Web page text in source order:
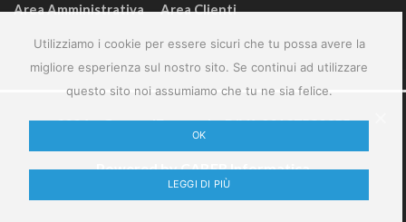
Utilizziamo i cookie per essere sicuri che tu possa avere la
migliore esperienza sul nostro sito. Se continui ad utilizzare
questo sito noi assumiamo che tu ne sia felice.
OK
LEGGI DI PIÙ
Area Amministrativa Area Clienti
2024 – GeneralFarm srl – P.IVA 00127580355
Powered byCABER Informatica